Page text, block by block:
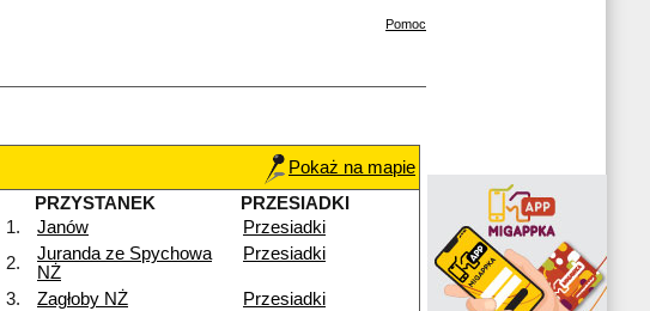
Pomoc
Pokaż na mapie
PRZYSTANEK
PRZESIADKI
1.
Janów
Przesiadki
2.
Juranda ze Spychowa
NŻ
Przesiadki
3. Zagłoby NŻ
Przesiadki